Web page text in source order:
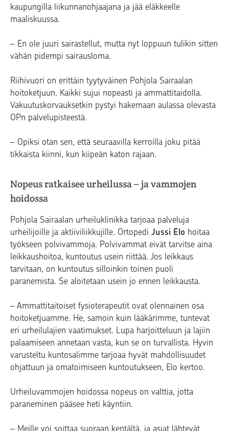
kaupungilla liikunnanohjaajana ja jää eläkkeelle
maaliskuussa.
– En ole juuri sairastellut, mutta nyt loppuun tulikin sitten
vähän pidempi sairausloma.
Riihivuori on erittäin tyytyväinen Pohjola Sairaalan
hoitoketjuun. Kaikki sujui nopeasti ja ammattitaidolla.
Vakuutuskorvauksetkin pystyi hakemaan aulassa olevasta
OPn palvelupisteestä.
– Opiksi otan sen, että seuraavilla kerroilla joku pitää
tikkaista kiinni, kun kiipeän katon rajaan.
Nopeus ratkaisee urheilussa – ja vammojen
hoidossa
Pohjola Sairaalan urheiluklinikka tarjoaa palveluja
urheilijoille ja aktiiviliikkujille. Ortopedi Jussi Elo hoitaa
työkseen polvivammoja. Polvivammat eivät tarvitse aina
leikkaushoitoa, kuntoutus usein riittää. Jos leikkaus
tarvitaan, on kuntoutus silloinkin toinen puoli
paranemista. Se aloitetaan usein jo ennen leikkausta.
– Ammattitaitoiset fysioterapeutit ovat olennainen osa
hoitoketjuamme. He, samoin kuin lääkärimme, tuntevat
eri urheilulajien vaatimukset. Lupa harjoitteluun ja lajiin
palaamiseen annetaan vasta, kun se on turvallista. Hyvin
varusteltu kuntosalimme tarjoaa hyvät mahdollisuudet
ohjattuun ja omatoimiseen kuntoutukseen, Elo kertoo.
Urheiluvammojen hoidossa nopeus on valttia, jotta
paraneminen pääsee heti käyntiin.
– Meille voi soittaa suoraan kentältä, ja asiat lähtevät